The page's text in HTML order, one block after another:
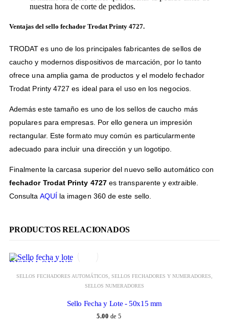
nuestra hora de corte de pedidos.
Ventajas del sello fechador Trodat Printy 4727.
TRODAT es uno de los principales fabricantes de sellos de
caucho y modernos dispositivos de marcación, por lo tanto
ofrece una amplia gama de productos y el modelo fechador
Trodat Printy 4727 es ideal para el uso en los negocios.
Además este tamaño es uno de los sellos de caucho más
populares para empresas. Por ello genera un impresión
rectangular. Este formato muy común es particularmente
adecuado para incluir una dirección y un logotipo.
Finalmente la carcasa superior del nuevo sello automático con
fechador Trodat Printy 4727 es transparente y extraible.
Consulta AQUÍ la imagen 360 de este sello.
PRODUCTOS RELACIONADOS
DISEÑA ONLINE
SELLOS FECHADORES AUTOMÁTICOS SELLOS FECHADORES Y NUMERADORES
SELLOS NUMERADORES
Sello Fecha y Lote - 50x15 mm
5.00 de 5